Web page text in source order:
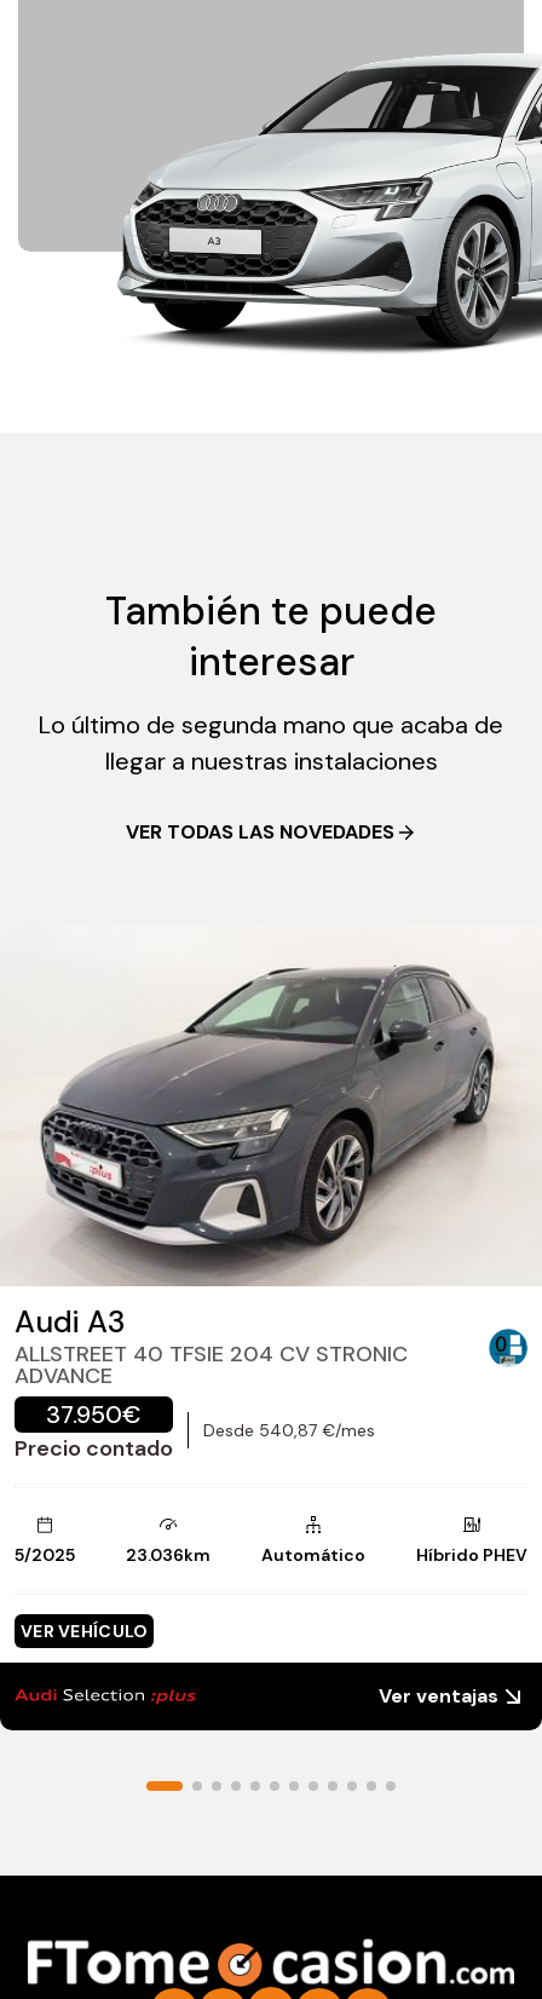
También te puede
interesar
Lo último de segunda mano que acaba de
llegar a nuestras instalaciones
VER TODAS LAS NOVEDADES
Audi A3
ALLSTREET 40 TFSIE 204 CV STRONIC
ADVANCE
37.950€
Precio contado
Desde 540,87 €/mes
5/2025 23.036km Automático Híbrido PHEV
VER VEHÍCULO
Ver ventajas